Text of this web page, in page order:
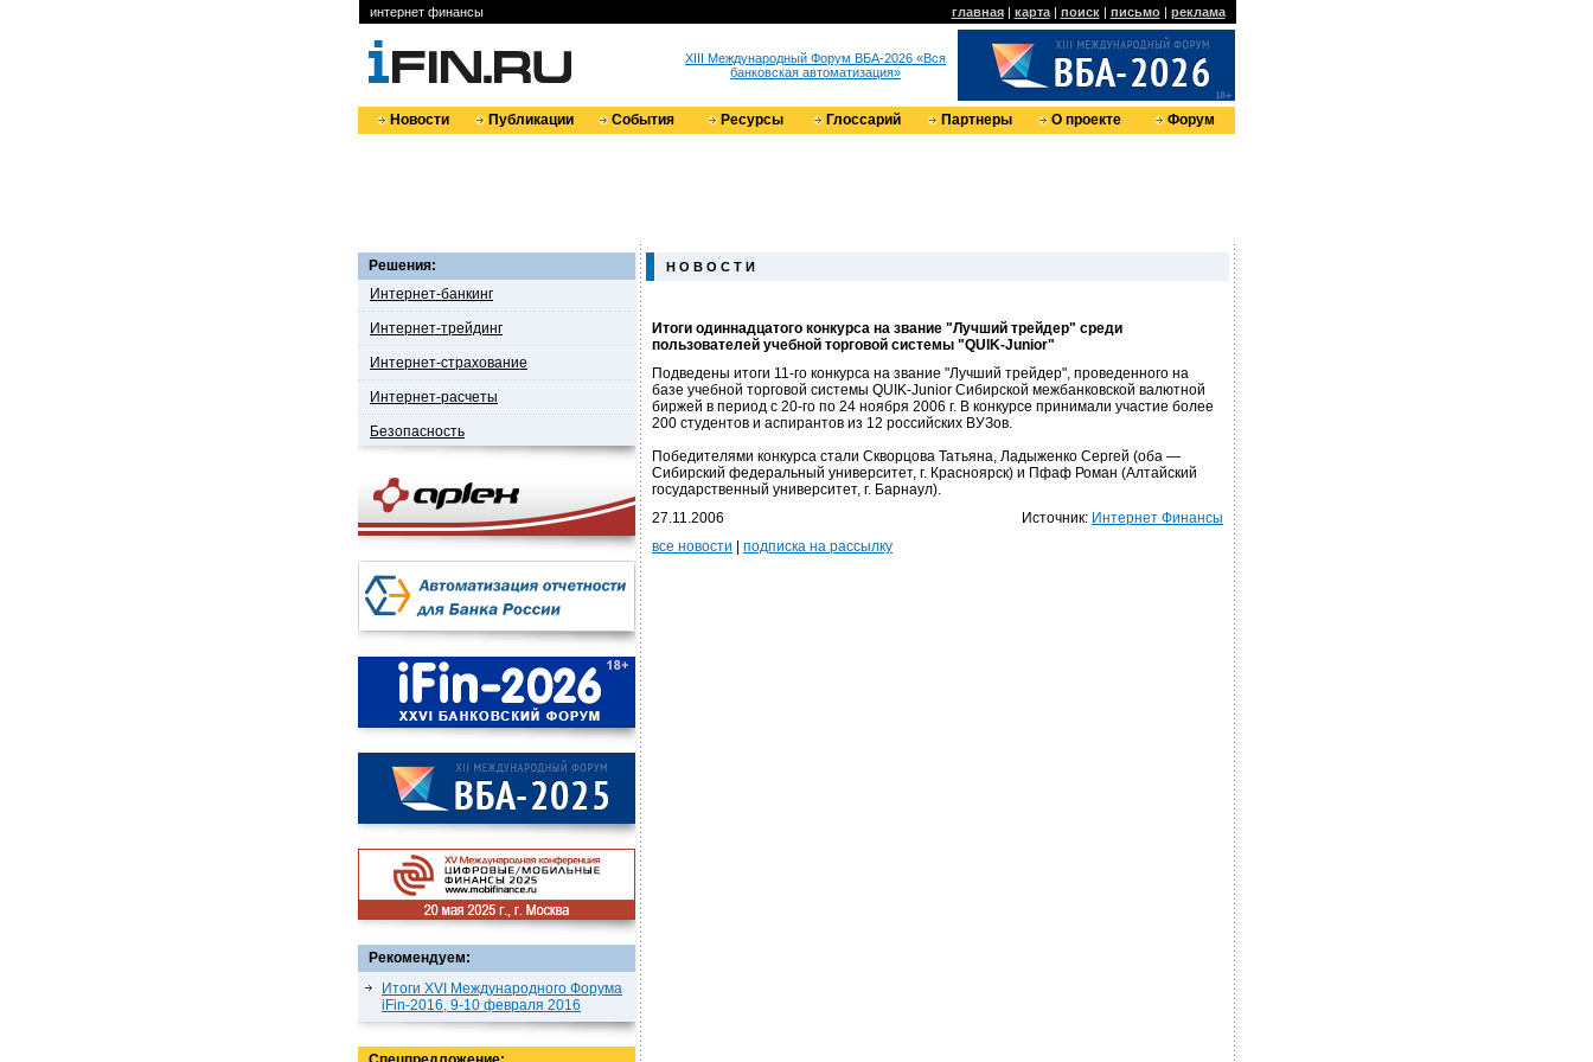
интернет финансы главная| карта| поиск| письмо| реклама
XIII Международный Форум ВБА-2026 «Вся
банковская автоматизация»
Новости Публикации События Ресурсы Глоссарий Партнеры О проекте Форум
Решения:
Интернет-банкинг
Интернет-трейдинг
Интернет-страхование
Интернет-расчеты
Безопасность
Рекомендуем:
Итоги XVI Международного Форума
iFin-2016, 9-10 февраля 2016
Н О В О С Т И
Итоги одиннадцатого конкурса на звание "Лучший трейдер" среди
пользователей учебной торговой системы "QUIK-Junior"
Подведены итоги 11-го конкурса на звание "Лучший трейдер", проведенного на
базе учебной торговой системы QUIK-Junior Сибирской межбанковской валютной
биржей в период с 20-го по 24 ноября 2006 г. В конкурсе принимали участие более
200 студентов и аспирантов из 12 российских ВУЗов.
Победителями конкурса стали Скворцова Татьяна, Ладыженко Сергей (оба —
Сибирский федеральный университет, г. Красноярск) и Пфаф Роман (Алтайский
государственный университет, г. Барнаул).
27.11.2006
Источник: Интернет Финансы
все новости
подписка на рассылку